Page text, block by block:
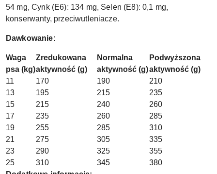
54 mg, Cynk (E6): 134 mg, Selen (E8): 0,1 mg,
konserwanty, przeciwutleniacze.
Dawkowanie:
Waga
psa (kg)
Zredukowana
aktywność (g)
Normalna
aktywność (g)
Podwyższona
aktywność (g)
11
170 190
210
13
195 215
235
15
215 240
260
17
235 260
285
19
255 285
310
21
275 305
335
23
290 325
355
25
310 345
380